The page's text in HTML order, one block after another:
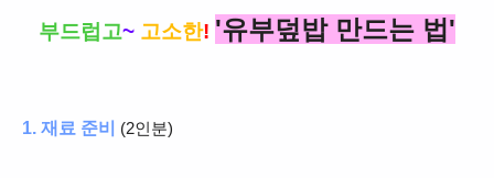
부드럽고~ 고소한! '유부덮밥 만드는 법'
1. 재료 준비 (2인분)